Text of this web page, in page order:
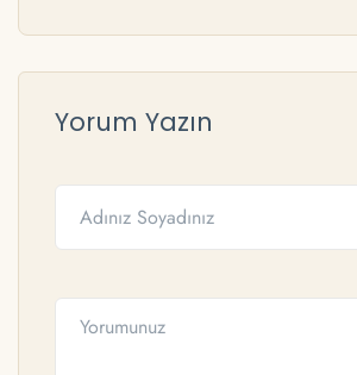
Yorum Yazın